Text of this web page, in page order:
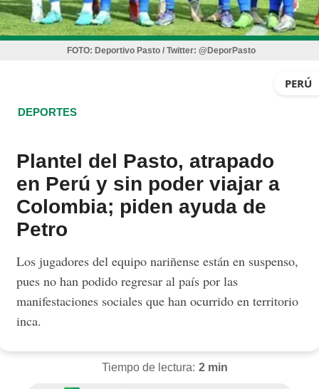
FOTO: Deportivo Pasto / Twitter: @DeporPasto
PERÚ
DEPORTES
Plantel del Pasto, atrapado
en Perú y sin poder viajar a
Colombia; piden ayuda de
Petro
Los jugadores del equipo nariñense están en suspenso,
pues no han podido regresar al país por las
manifestaciones sociales que han ocurrido en territorio
inca.
Tiempo de lectura: 2 min